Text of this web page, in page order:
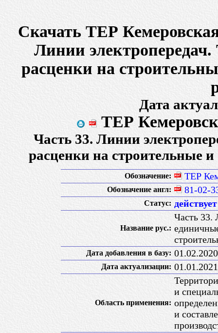
Скачать ТЕР
Линии
расценки на
Дата
ТЕР
Часть 33. Линии
расценки на строительные
Обозначение: ТЕР
Обозначение англ: 81-02-
Статус: действует
Название рус.:
Часть 33.
Дата добавления в базу: 01.02.2020
Дата актуализации: 01.01.2021
Область применения:
и
и